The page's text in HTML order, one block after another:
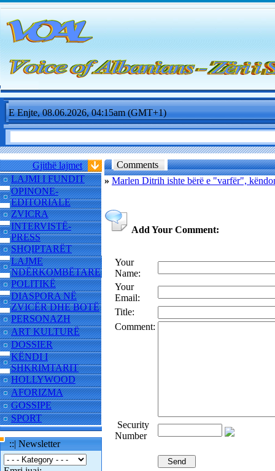
E Enjte, 08.06.2026, 04:15am (GMT+1)
Gjithë lajmet
LAJMI I FUNDIT
OPINONE-
EDITORIALE
ZVICRA
INTERVISTË-
PRESS
SHQIPTARËT
LAJME
NDËRKOMBËTARE
POLITIKË
DIASPORA NË
ZVICËR DHE BOTË
PERSONAZH
ART KULTURË
DOSSIER
KËNDI I
SHKRIMTARIT
HOLLYWOOD
AFORIZMA
GOSSIPE
SPORT
::| Newsletter
Comments
» Marlen Ditrih ishte bërë e "varfër",
Add Your Comment:
Your
Name:
Your
Email:
Title:
Comment:
Security
Number